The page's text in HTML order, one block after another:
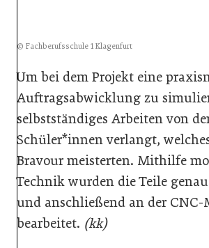
© Fachberufsschule 1 Klagenfurt
Um bei dem Projekt eine
Auftragsabwicklung zu
selbstständiges Arbeiten von
Schüler*innen verlangt,
Bravour meisterten. Mithilfe
Technik wurden die Teile
und anschließend an der CNC-
bearbeitet. (kk)